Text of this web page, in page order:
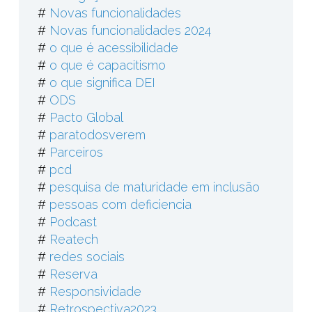
# Novas funcionalidades
# Novas funcionalidades 2024
# o que é acessibilidade
# o que é capacitismo
# o que significa DEI
# ODS
# Pacto Global
# paratodosverem
# Parceiros
# pcd
# pesquisa de maturidade em inclusão
# pessoas com deficiencia
# Podcast
# Reatech
# redes sociais
# Reserva
# Responsividade
# Retrospectiva2023